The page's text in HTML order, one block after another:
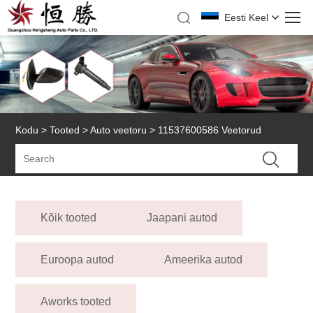
Eesti Keel
Kodu > Tooted >Auto veetoru > 11537600586 Veetorud
Kõik tooted Jaapani autod
Euroopa autod Ameerika autod
Aworks tooted